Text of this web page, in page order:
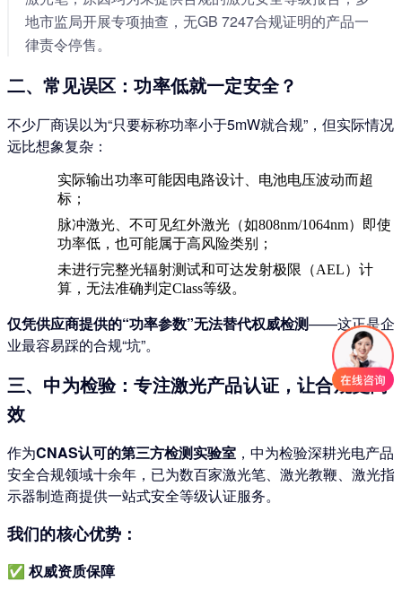
地市监局开展专项抽查，无GB 7247合规证明的产品一
律责令停售。
二、常见误区：功率低就一定安全？
不少厂商误以为“只要标称功率小于5mW就合规”，但实际情况
远比想象复杂：
实际输出功率可能因电路设计、电池电压波动而超
标；
脉冲激光、不可见红外激光（如808nm/1064nm）即使
功率低，也可能属于高风险类别；
未进行完整光辐射测试和可达发射极限（AEL）计
算，无法准确判定Class等级。
仅凭供应商提供的“功率参数”无法替代权威检测——这正是企
业最容易踩的合规“坑”。
三、中为检验：专注激光产品认证，让合规更高
效
作为CNAS认可的第三方检测实验室 ，中为检验深耕光电产品
安全合规领域十余年，已为数百家激光笔、激光教鞭、激光指
示器制造商提供一站式安全等级认证服务。
我们的核心优势：
✅权威资质保障